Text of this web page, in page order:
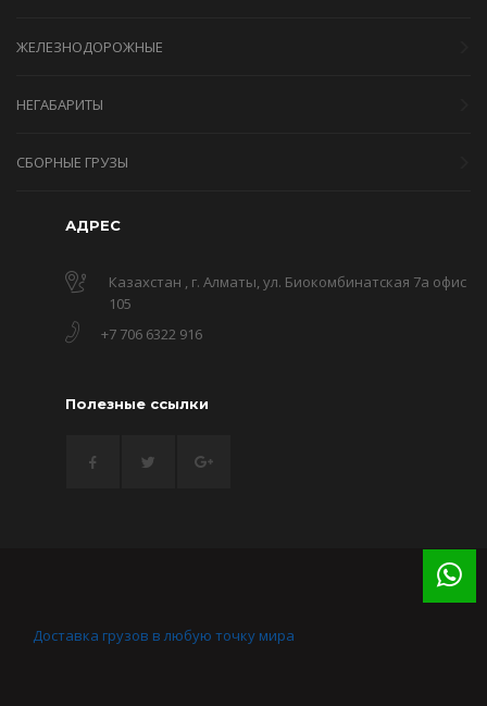
ЖЕЛЕЗНОДОРОЖНЫЕ
НЕГАБАРИТЫ
СБОРНЫЕ ГРУЗЫ
АДРЕС
Казахстан , г. Алматы, ул. Биокомбинатская 7а офис
105
+7 706 6322 916
Полезные ссылки
Доставка грузов в любую точку мира